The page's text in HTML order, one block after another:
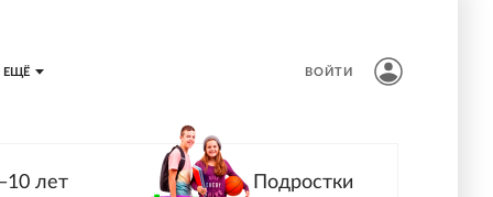
ЕЩЁ ВОЙТИ
лет Подростки